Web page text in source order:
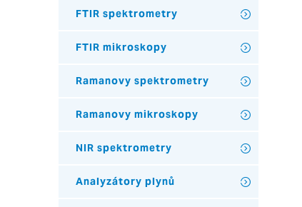
FTIR spektrometry
FTIR mikroskopy
Ramanovy spektrometry
Ramanovy mikroskopy
NIR spektrometry
Analyzátory plynů